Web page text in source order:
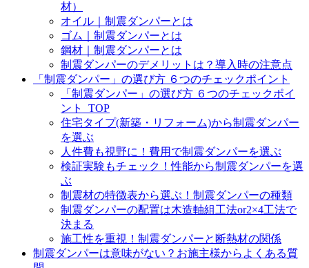
材）
オイル｜制震ダンパーとは
ゴム｜制震ダンパーとは
鋼材｜制震ダンパーとは
制震ダンパーのデメリットは？導入時の注意点
「制震ダンパー」の選び方 ６つのチェックポイント
「制震ダンパー」の選び方 ６つのチェックポイ
ント_TOP
住宅タイプ(新築・リフォーム)から制震ダンパー
を選ぶ
人件費も視野に！費用で制震ダンパーを選ぶ
検証実験もチェック！性能から制震ダンパーを選
ぶ
制震材の特徴表から選ぶ！制震ダンパーの種類
制震ダンパーの配置は木造軸組工法or2×4工法で
決まる
施工性を重視！制震ダンパーと断熱材の関係
制震ダンパーは意味がない？お施主様からよくある質